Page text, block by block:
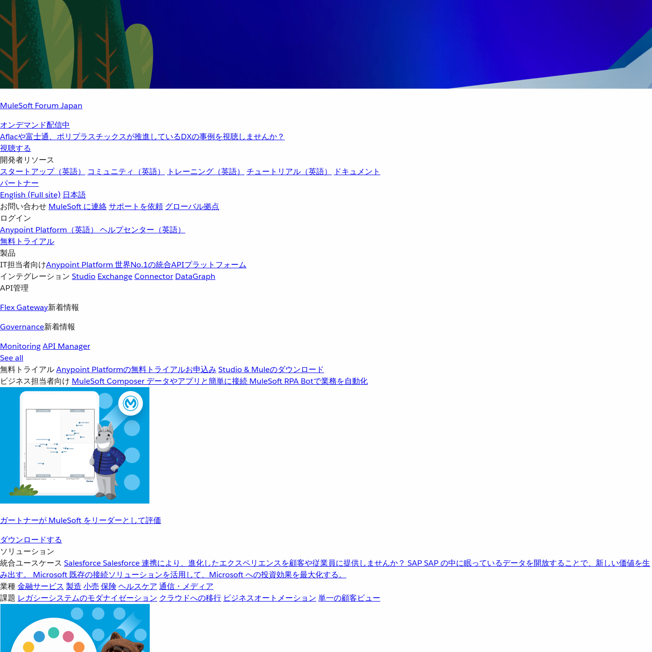
MuleSoft Forum Japan
オンデマンド配信中
Aflacや富士通、ポリプラスチックスが推進しているDXの事例を視聴しませんか？
視聴する
開発者リソース
スタートアップ（英語）
コミュニティ（英語） トレーニング（英語） チュートリアル（英語）
ドキュメント
パートナー
English (Full site) 日本語
お問い合わせ MuleSoft に連絡サポートを依頼 グローバル拠点
ログイン
Anypoint Platform（英語） ヘルプセンター（英語）
無料トライアル
製品
IT担当者向けAnypoint Platform 世界No.1の統合APIプラットフォーム
インテグレーション Studio ExchangeConnector DataGraph
API管理
Flex Gateway新着情報
Governance新着情報
MonitoringAPI Manager
See all
無料トライアルAnypoint Platformの無料トライアルお申込み Studio & Muleのダウンロード
ビジネス担当者向け MuleSoft Composer データやアプリと簡単に接続 MuleSoft RPA Botで業務を自動化
ガートナーが MuleSoft をリーダーとして評価
ダウンロードする
ソリューション
統合ユースケース SalesforceSalesforce 連携により、進化したエクスペリエンスを顧客や従業員に提供しませんか？ SAPSAP の中に眠っているデータを開放することで、新しい価値を生
み出す。
Microsoft 既存の接続ソリューションを活用して、Microsoft への投資効果を最大化する。
業種金融サービス 製造 小売 保険 ヘルスケア 通信・メディア
課題 レガシーシステムのモダナイゼーション クラウドへの移行 ビジネスオートメーション 単一の顧客ビュー